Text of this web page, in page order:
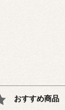
おすすめ商品